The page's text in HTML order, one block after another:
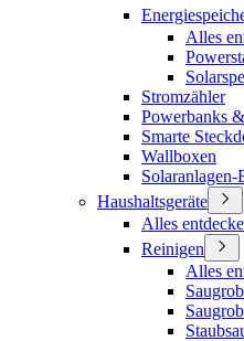
Alles
Stromzähler
Powerbanks
Smarte
Wallboxen
Solaranlagen-
Haushaltsgeräte
Alles
Reinigen
Alles